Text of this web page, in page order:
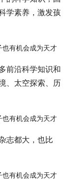
学素养，激发孩
前沿科学知识和
、太空探索、历
志都大，也比